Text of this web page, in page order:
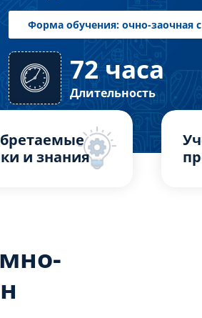
Форма обучения:
72 часа
Длительность
и знания